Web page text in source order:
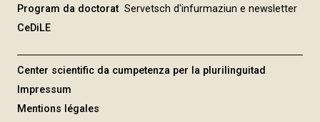
Program da doctorat
CeDiLE
Servetsch d'infurmaziun e newsletter
Center scientific da cumpetenza per la plurilinguitad
Impressum
Mentions légales